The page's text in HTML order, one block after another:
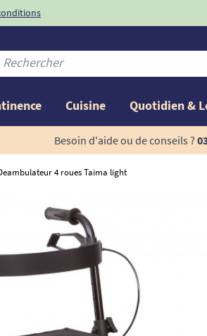
Cuisine Quotidien &
Besoin d'aide ou de conseils ?
4 roues Taima light